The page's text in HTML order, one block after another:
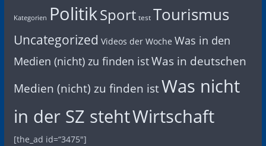
Kategorien PolitikSport test Tourismus
Uncategorized Videos der Woche Was in den
Medien (nicht) zu finden istWas in deutschen
Medien (nicht) zu finden istWas nicht
in der SZ stehtWirtschaft
[the_ad id=“3475″]